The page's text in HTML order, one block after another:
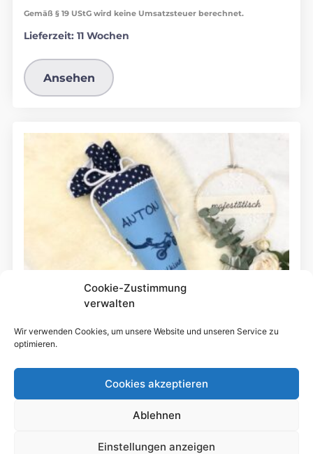
Cookie-Zustimmung
verwalten
Wir verwenden Cookies, um unsere Website und unseren Service zu
optimieren.
Cookies akzeptieren
Ablehnen
Einstellungen anzeigen
Gemäß § 19 UStG wird keine Umsatzsteuer berechnet.
Lieferzeit: 11 Wochen
Ansehen
Schultütendesign „Anton“ Motorrad